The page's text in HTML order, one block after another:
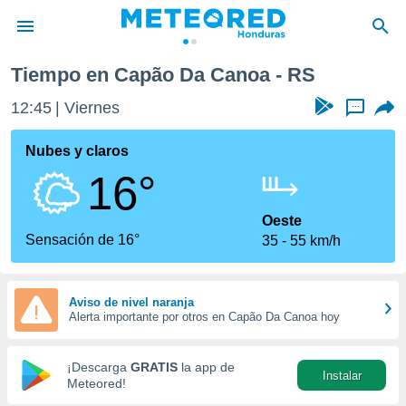
de
ha sido
calidad.
a este
las
y
forma
digital
basada
Tiempo en Capão Da Canoa - RS
12:45 Viernes ...
Nubes y claros
16°
Sensación de 16°
Oeste
35
55 km/h
Aviso de nivel naranja
Alerta importante por otros en Capão Da Canoa hoy
¡Descarga GRATIS la app de
Meteored!
Instalar